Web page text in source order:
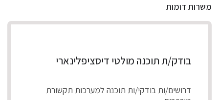
משרות דומות
בודק/ת תוכנה מולטי דיסציפלינארי
דרושים/ות בודקי/ות תוכנה למערכות תקשורת